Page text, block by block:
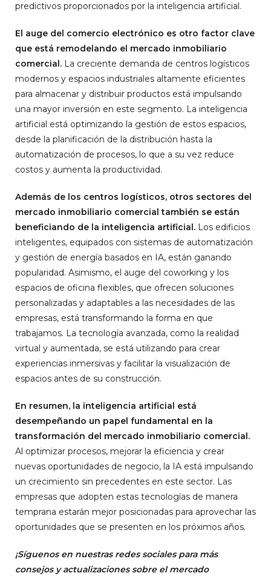
predictivos proporcionados por la inteligencia artificial.
El auge del comercio electrónico es otro factor clave
que está remodelando el mercado inmobiliario
comercial. La creciente demanda de centros logísticos
modernos y espacios industriales altamente eficientes
para almacenar y distribuir productos está impulsando
una mayor inversión en este segmento. La inteligencia
artificial está optimizando la gestión de estos espacios,
desde la planificación de la distribución hasta la
automatización de procesos, lo que a su vez reduce
costos y aumenta la productividad.
Además de los centros logísticos, otros sectores del
mercado inmobiliario comercial también se están
beneficiando de la inteligencia artificial. Los edificios
inteligentes, equipados con sistemas de automatización
y gestión de energía basados en IA, están ganando
popularidad. Asimismo, el auge del coworking y los
espacios de oficina flexibles, que ofrecen soluciones
personalizadas y adaptables a las necesidades de las
empresas, está transformando la forma en que
trabajamos. La tecnología avanzada, como la realidad
virtual y aumentada, se está utilizando para crear
experiencias inmersivas y facilitar la visualización de
espacios antes de su construcción.
En resumen, la inteligencia artificial está
desempeñando un papel fundamental en la
transformación del mercado inmobiliario comercial.
Al optimizar procesos, mejorar la eficiencia y crear
nuevas oportunidades de negocio, la IA está impulsando
un crecimiento sin precedentes en este sector. Las
empresas que adopten estas tecnologías de manera
temprana estarán mejor posicionadas para aprovechar las
oportunidades que se presenten en los próximos años.
¡Síguenos en nuestras redes sociales para más
consejos y actualizaciones sobre el mercado